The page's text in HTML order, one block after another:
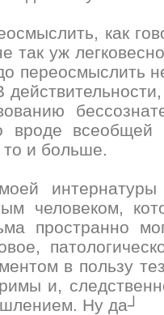
как
так уж
переосмыслить
вроде всеобщей
то и больше.
интернатуры
человеком,
пространно
в пользу
и,
Ну да┘